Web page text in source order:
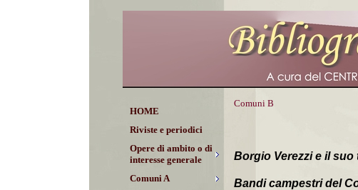
HOME
Riviste e periodici
Opere di ambito o di
interesse generale
Comuni A
Comuni B
Borgio Verezzi e il suo
Bandi campestri del